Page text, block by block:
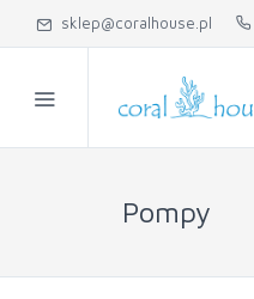
sklep@coralhouse.pl
Pompy